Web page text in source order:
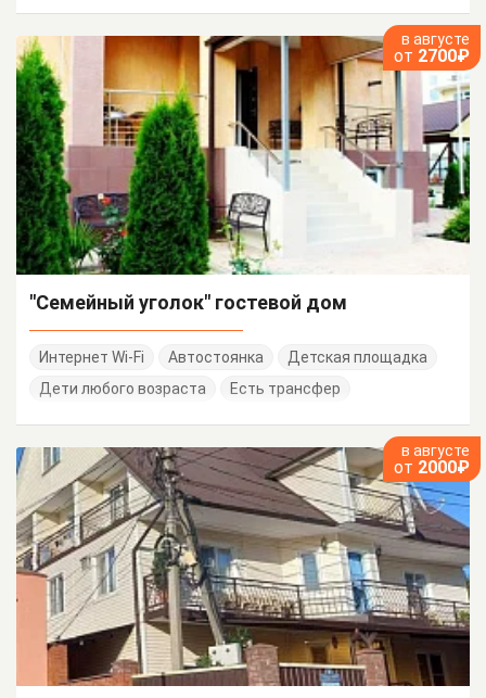
в августе
от 2700₽
"Семейный уголок" гостевой дом
Интернет Wi-Fi Автостоянка
Детская площадка
Дети любого возраста
Есть трансфер
в августе
от 2000₽